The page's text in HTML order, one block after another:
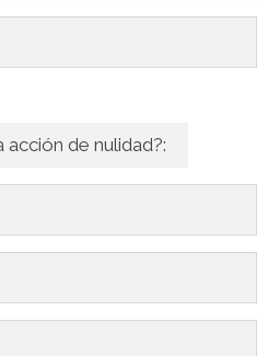
acción de nulidad?: